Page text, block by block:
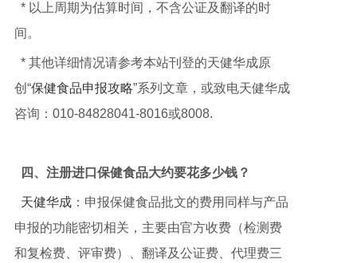
* 以上周期为估算时间，不含公证及翻译的时
间。
* 其他详细情况请参考本站刊登的天健华成原
创“保健食品申报攻略”系列文章，或致电天健华成
咨询：010-84828041-8016或8008.
四、注册进口保健食品大约要花多少钱？
天健华成：申报保健食品批文的费用同样与产品
申报的功能密切相关，主要由官方收费（检测费
和复检费、评审费）、翻译及公证费、代理费三